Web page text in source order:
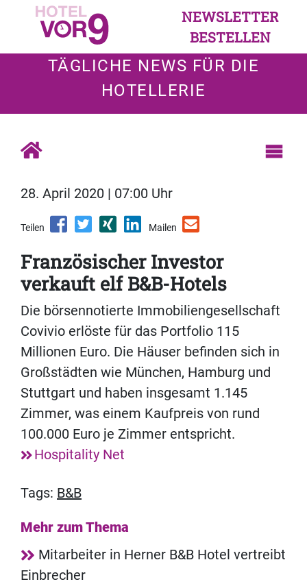
NEWSLETTER
BESTELLEN
TÄGLICHE NEWS FÜR DIE
HOTELLERIE
28. April 2020 | 07:00 Uhr
Teilen Mailen
Französischer Investor
verkauft elf B&B-Hotels
Die börsennotierte Immobiliengesellschaft
Covivio erlöste für das Portfolio 115
Millionen Euro. Die Häuser befinden sich in
Großstädten wie München, Hamburg und
Stuttgart und haben insgesamt 1.145
Zimmer, was einem Kaufpreis von rund
100.000 Euro je Zimmer entspricht.
Hospitality Net
Tags: B&B
Mehr zum Thema
Mitarbeiter in Herner B&B Hotel vertreibt
Einbrecher